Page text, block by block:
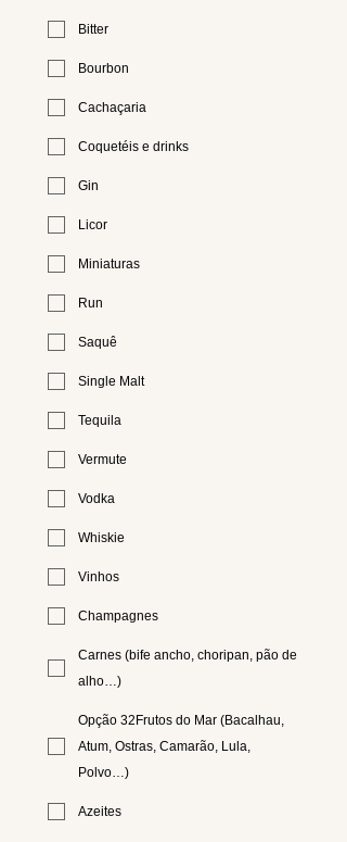
Bitter
Bourbon
Cachaçaria
Coquetéis e drinks
Gin
Licor
Miniaturas
Run
Saquê
Single Malt
Tequila
Vermute
Vodka
Whiskie
Vinhos
Champagnes
Carnes (bife ancho, choripan, pão de
alho…)
Opção 32Frutos do Mar (Bacalhau,
Atum, Ostras, Camarão, Lula,
Polvo…)
Azeites